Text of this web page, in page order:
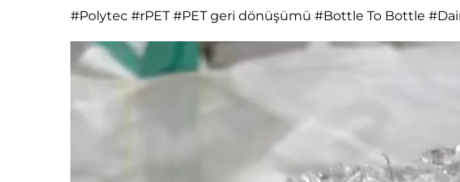
#Polytec #rPET #PET geri dönüşümü #Bottle To Bottle